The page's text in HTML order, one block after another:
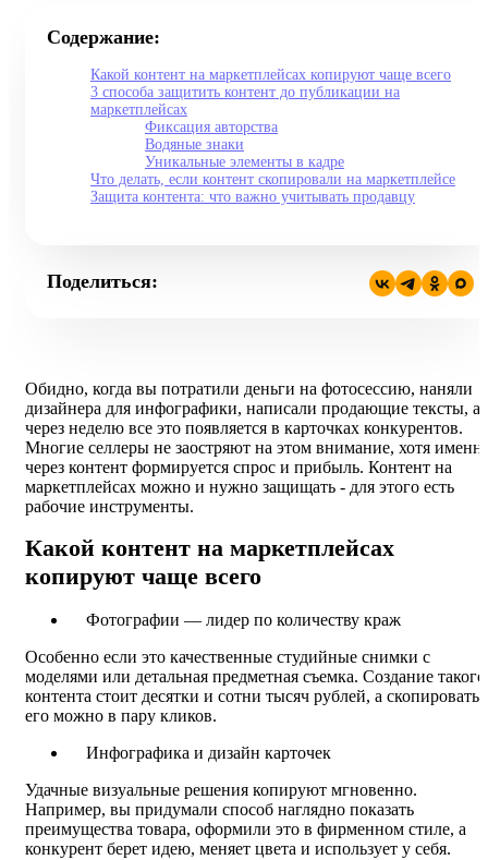
Обидно, когда вы потратили деньги на фотосессию, наняли
дизайнера для инфографики, написали продающие тексты, а
через неделю все это появляется в карточках конкурентов.
Многие селлеры не заостряют на этом внимание, хотя
через контент формируется спрос и прибыль. Контент на
маркетплейсах можно и нужно защищать - для этого есть
рабочие инструменты.
Какой контент на маркетплейсах
копируют чаще всего
Фотографии — лидер по количеству краж
Особенно если это качественные студийные снимки с
моделями или детальная предметная съемка. Создание такого
контента стоит десятки и сотни тысяч рублей, а скопировать
его можно в пару кликов.
Инфографика и дизайн карточек
Удачные визуальные решения копируют мгновенно.
Например, вы придумали способ наглядно показать
преимущества товара, оформили это в фирменном стиле, а
конкурент берет идею, меняет цвета и использует у себя.
Содержание:
Какой контент на маркетплейсах копируют чаще всего
3 способа защитить контент до публикации на
маркетплейсах
Фиксация авторства
Водяные знаки
Уникальные элементы в кадре
Что делать, если контент скопировали на маркетплейсе
Защита контента: что важно учитывать продавцу
Поделиться: